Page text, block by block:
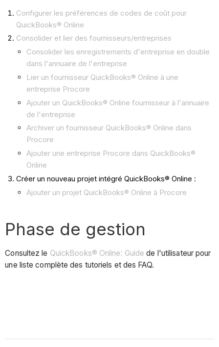
Configurer les préférences de codes de coût pour
QuickBooks® Online
Consolider et lier des fournisseurs/entreprises
Consolider les enregistrements d'entreprise en double
dans l'annuaire de l'entreprise
Lier un fournisseur QuickBooks® Online à une
entreprise Procore
Ajouter un QuickBooks® Online fournisseur à l'annuaire
de l'entreprise
Archiver un fournisseur QuickBooks® Online dans
Procore
Ajouter une entreprise Procore dans QuickBooks®
Online
Créer un nouveau projet intégré QuickBooks® Online :
Ajouter un projet QuickBooks® Online à Procore
Phase de gestion
Consultez le QuickBooks® Online: Guide de l'utilisateur pour
une liste complète des tutoriels et des FAQ.